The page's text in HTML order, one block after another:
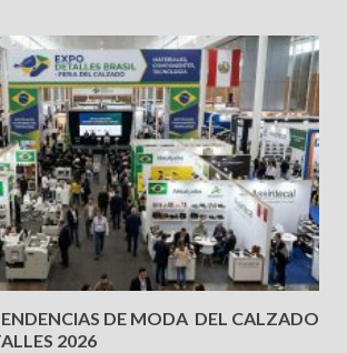
DE MODA DEL CALZADO
2026